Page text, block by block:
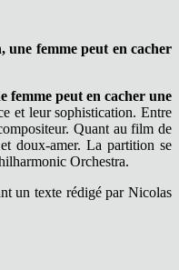
une femme peut en cacher
femme peut en cacher une
et leur sophistication. Entre
Quant au film de
doux-amer. La partition se
Orchestra.
un texte rédigé par Nicolas